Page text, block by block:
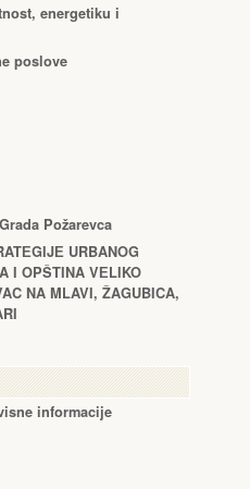
energetiku i
poslove
Požarevca
URBANOG
I OPŠTINA VЕLIKO
NA MLAVI, ŽAGUBICA,
informacije